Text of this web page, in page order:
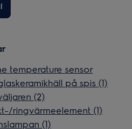
temperature sensor
på spis (1)
(2)
ringvärmeelement (1)
(1)